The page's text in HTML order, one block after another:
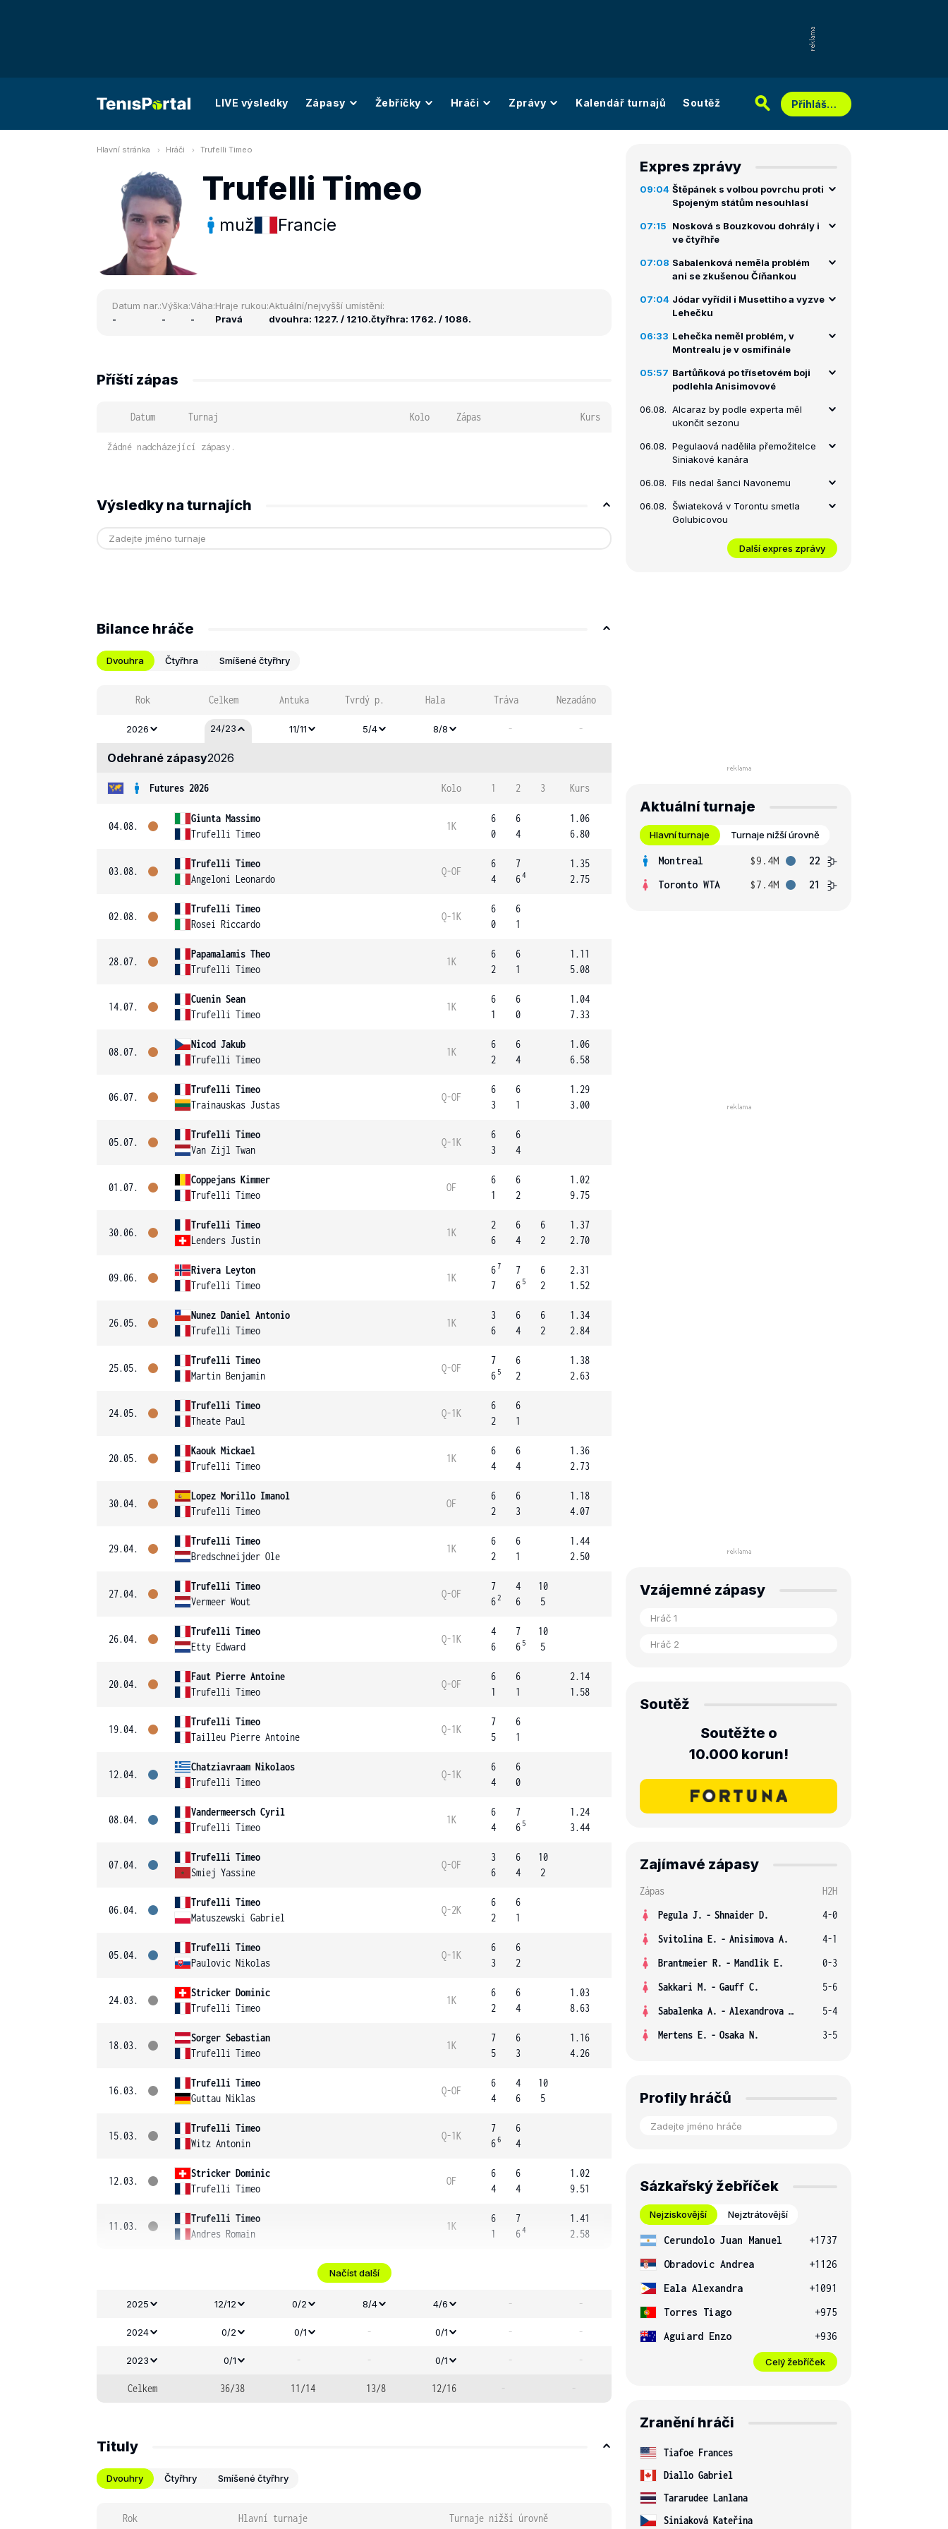
LIVE výsledky Zápasy Žebříčky Hráči Zprávy Kalendář turnajů Soutěž Přihlášení
Hlavní stránka Hráči Trufelli Timeo
Trufelli Timeo
muž Francie
Datum nar.:
-
Výška:
-
Váha:
-
Hraje rukou:
Pravá
Aktuální/nejvyšší umístění:
dvouhra: 1227. / 1210.čtyřhra: 1762. / 1086.
Příští zápas
Datum Turnaj Kolo Zápas Kurs
Žádné nadcházející zápasy.
Výsledky na turnajích
Bilance hráče
Dvouhra Čtyřhra Smíšené čtyřhry
Rok Celkem Antuka Tvrdý p. Hala Tráva Nezadáno
2026 24/23 11/11 5/4 8/8 - -
Odehrané zápasy2026
Futures 2026 Kolo 1 2 3 Kurs
04.08.
Giunta Massimo
Trufelli Timeo
1K
6
0
6
4
1.06
6.80
03.08.
Trufelli Timeo
Angeloni Leonardo
Q-OF
6
4
7
64
1.35
2.75
02.08.
Trufelli Timeo
Rosei Riccardo
Q-1K
6
0
6
1
28.07.
Papamalamis Theo
Trufelli Timeo
1K
6
2
6
1
1.11
5.08
14.07.
Cuenin Sean
Trufelli Timeo
1K
6
1
6
0
1.04
7.33
08.07.
Nicod Jakub
Trufelli Timeo
1K
6
2
6
4
1.06
6.58
06.07.
Trufelli Timeo
Trainauskas Justas
Q-OF
6
3
6
1
1.29
3.00
05.07.
Trufelli Timeo
Van Zijl Twan
Q-1K
6
3
6
4
01.07.
Coppejans Kimmer
Trufelli Timeo
OF
6
1
6
2
1.02
9.75
30.06.
Trufelli Timeo
Lenders Justin
1K
2
6
6
4
6
2
1.37
2.70
09.06.
Rivera Leyton
Trufelli Timeo
1K
67
7
7
6 5
6
2
2.31
1.52
26.05.
Nunez Daniel Antonio
Trufelli Timeo
1K
3
6
6
4
6
2
1.34
2.84
25.05.
Trufelli Timeo
Martin Benjamin
Q-OF
7
6 5
6
2
1.38
2.63
24.05.
Trufelli Timeo
Theate Paul
Q-1K
6
2
6
1
20.05.
Kaouk Mickael
Trufelli Timeo
1K
6
4
6
4
1.36
2.73
30.04.
Lopez Morillo Imanol
Trufelli Timeo
OF
6
2
6
3
1.18
4.07
29.04.
Trufelli Timeo
Bredschneijder Ole
1K
6
2
6
1
1.44
2.50
27.04.
Trufelli Timeo
Vermeer Wout
Q-OF
7
62
4
6
10
5
26.04.
Trufelli Timeo
Etty Edward
Q-1K
4
6
7
6 5
10
5
20.04.
Faut Pierre Antoine
Trufelli Timeo
Q-OF
6
1
6
1
2.14
1.58
19.04.
Trufelli Timeo
Tailleu Pierre Antoine
Q-1K
7
5
6
1
12.04.
Chatziavraam Nikolaos
Trufelli Timeo
Q-1K
6
4
6
0
08.04.
Vandermeersch Cyril
Trufelli Timeo
1K
6
4
7
6 5
1.24
3.44
07.04.
Trufelli Timeo
Smiej Yassine
Q-OF
3
6
6
4
10
2
06.04.
Trufelli Timeo
Matuszewski Gabriel
Q-2K
6
2
6
1
05.04.
Trufelli Timeo
Paulovic Nikolas
Q-1K
6
3
6
2
24.03.
Stricker Dominic
Trufelli Timeo
1K
6
2
6
4
1.03
8.63
18.03.
Sorger Sebastian
Trufelli Timeo
1K
7
5
6
3
1.16
4.26
16.03.
Trufelli Timeo
Guttau Niklas
Q-OF
6
4
4
6
10
5
15.03.
Trufelli Timeo
Witz Antonin
Q-1K
7
66
6
4
12.03.
Stricker Dominic
Trufelli Timeo
OF
6
4
6
4
1.02
9.51
11.03.
Trufelli Timeo
Andres Romain
1K
6
1
7
64
1.41
2.58
Načíst další
2025 12/12 0/2 8/4 4/6 - -
2024 0/2 0/1 - 0/1 - -
2023 0/1 - - 0/1 - -
Celkem 36/38 11/14 13/8 12/16 - -
Tituly
Dvouhry Čtyřhry Smíšené čtyřhry
Rok Hlavní turnaje Turnaje nižší úrovně
Expres zprávy
09:04 Štěpánek s volbou povrchu proti
Spojeným státům nesouhlasí
07:15
Nosková s Bouzkovou dohrály i
ve čtyřhře
07:08 Sabalenková neměla problém
ani se zkušenou Číňankou
07:04 Jódar vyřídil i Musettiho a vyzve
Lehečku
06:33 Lehečka neměl problém, v
Montrealu je v osmifinále
05:57 Bartůňková po třísetovém boji
podlehla Anisimovové
06.08. Alcaraz by podle experta měl
ukončit sezonu
06.08. Pegulaová nadělila přemožitelce
Siniakové kanára
06.08. Fils nedal šanci Navonemu
06.08. Šwiateková v Torontu smetla
Golubicovou
Další expres zprávy
Aktuální turnaje
Hlavní turnaje Turnaje nižší úrovně
Montreal $9.4M
22
Toronto WTA
$7.4M 21
Vzájemné zápasy
Soutěž
Soutěžte o
10.000 korun!
Zajímavé zápasy
Zápas
H2H
Pegula J. - Shnaider D.
4-0
Svitolina E. - Anisimova A.
4-1
Brantmeier R. - Mandlik E.
0-3
Sakkari M. - Gauff C.
5-6
Sabalenka A. - Alexandrova E.
5-4
Mertens E. - Osaka N. 3-5
Profily hráčů
Sázkařský žebříček
Nejziskovější Nejztrátovější
Cerundolo Juan Manuel
+1737
Obradovic Andrea
+1126
Eala Alexandra
+1091
Torres Tiago
+975
Aguiard Enzo
+936
Celý žebříček
Zranění hráči
Tiafoe Frances
Diallo Gabriel
Tararudee Lanlana
Siniaková Kateřina